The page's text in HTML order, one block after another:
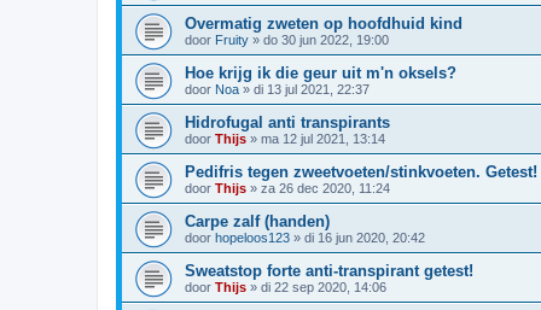
Overmatig zweten op hoofdhuid kind
door Fruity » do 30 jun 2022, 19:00
Hoe krijg ik die geur uit m'n oksels?
door Noa » di 13 jul 2021, 22:37
Hidrofugal anti transpirants
door Thijs » ma 12 jul 2021, 13:14
Pedifris tegen zweetvoeten/stinkvoeten. Getest!
door Thijs » za 26 dec 2020, 11:24
Carpe zalf (handen)
door hopeloos123 » di 16 jun 2020, 20:42
Sweatstop forte anti-transpirant getest!
door Thijs » di 22 sep 2020, 14:06